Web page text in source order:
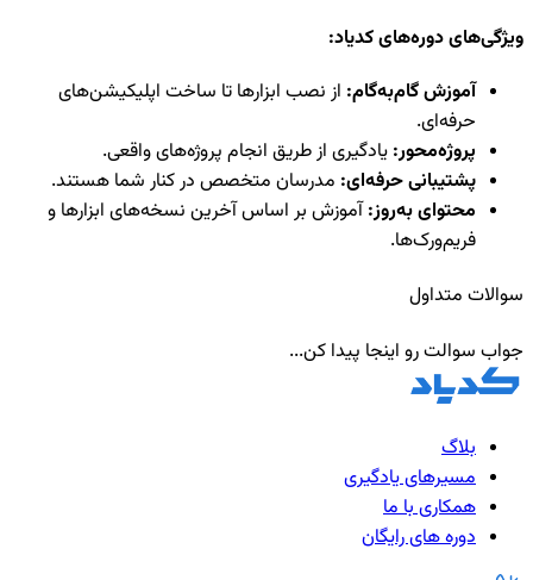
ویژگی‌های دوره‌های کدیاد:
آموزش گام‌به‌گام: از نصب ابزارها تا ساخت اپلیکیشن‌های
حرفه‌ای.
پروژه‌محور: یادگیری از طریق انجام پروژه‌های واقعی.
پشتیبانی حرفه‌ای: مدرسان متخصص در کنار شما هستند.
محتوای به‌روز:آموزش بر اساس آخرین نسخه‌های ابزارها و
فریم‌ورک‌ها.
سوالات متداول
جواب سوالت رو اینجا پیدا کن...
بلاگ
مسیرهای یادگیری
همکاری با ما
دوره های رایگان